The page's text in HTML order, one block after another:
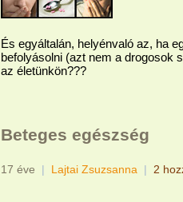
És egyáltalán, helyénvaló az, ha
befolyásolni (azt nem a drogosok
az életünkön???
Beteges egészség
17 éve | Lajtai Zsuzsanna | 2